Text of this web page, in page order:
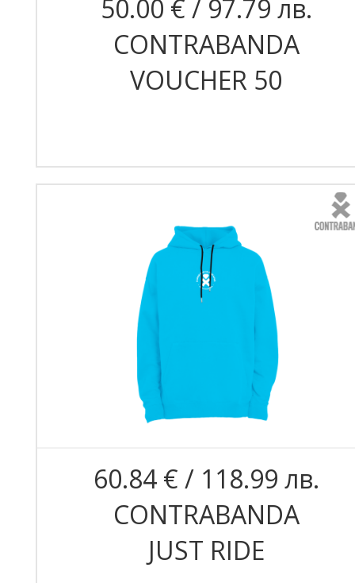
50.00 € / 97.79 лв.
CONTRABANDA
VOUCHER 50
60.84 € / 118.99 лв.
CONTRABANDA
JUST RIDE